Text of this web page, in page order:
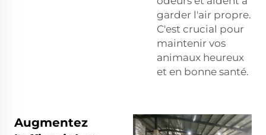
garder l'air propre.
C'est crucial pour
maintenir vos
animaux heureux
et en bonne santé.
Augmentez